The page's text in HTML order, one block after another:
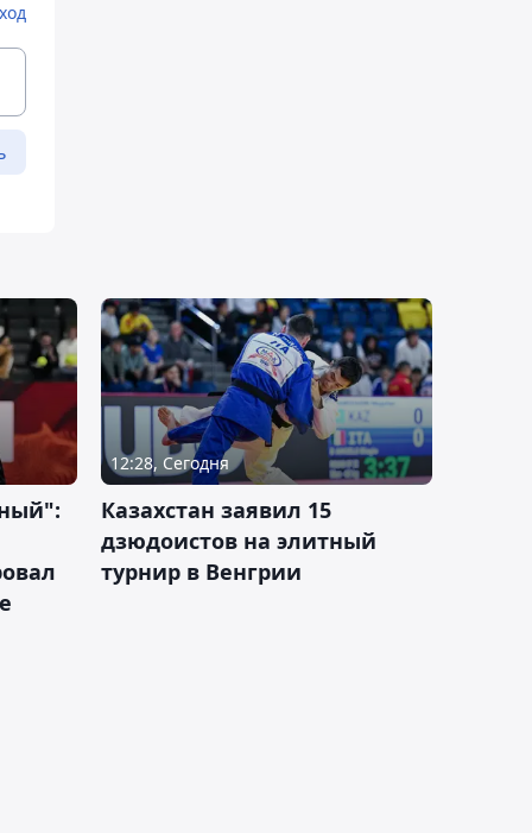
12:28, Сегодня
Казахстан заявил 15
дзюдоистов на элитный
турнир в Венгрии